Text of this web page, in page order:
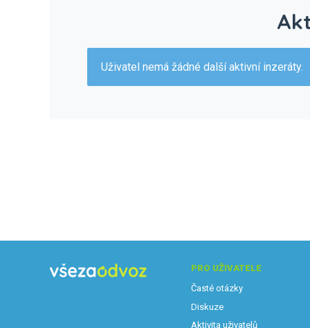
Uživatel nemá žádné další aktivní inzeráty.
PRO UŽIVATELE
Časté otázky
Diskuze
Aktivita uživatelů